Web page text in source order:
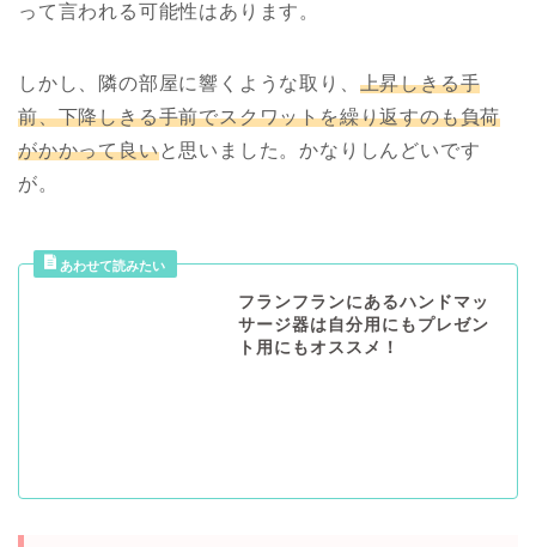
って言われる可能性はあります。
しかし、隣の部屋に響くような取り、 上昇しきる手
前、下降しきる手前でスクワットを繰り返すのも負荷
がかかって良いと思いました。かなりしんどいです
が。
フランフランにあるハンドマッ
サージ器は自分用にもプレゼン
ト用にもオススメ！